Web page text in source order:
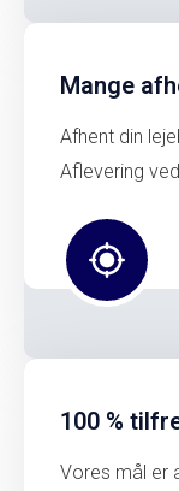
Mange
Afhent din
Aflevering
100 %
Vores mål er